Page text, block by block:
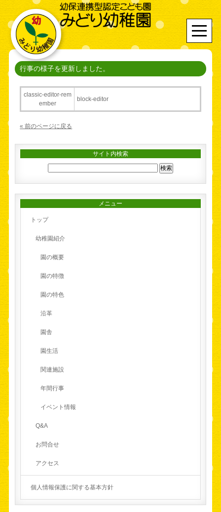
行事の様子を更新しました。
classic-editor-rem
ember
block-editor
« 前のページに戻る
サイト内検索
メニュー
トップ
幼稚園紹介
園の概要
園の特徴
園の特色
沿革
園舎
園生活
関連施設
年間行事
イベント情報
Q&A
お問合せ
アクセス
個人情報保護に関する基本方針